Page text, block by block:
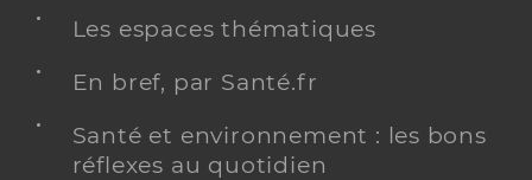
Les espaces thématiques
En bref, par Santé.fr
Santé et environnement : les bons
réflexes au quotidien